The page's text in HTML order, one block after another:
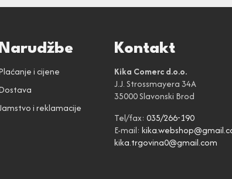
Narudžbe
i cijene
i reklamacije
Kontakt
Kika Comerc d.o.o.
J.J. Strossmayera 34A
35000 Slavonski Brod
Tel/fax: 035/266-190
E-mail:
kika.trgovina0@gmail.com